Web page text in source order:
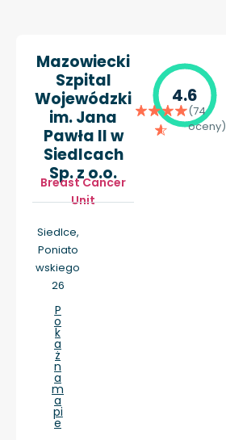
Mazowiecki
Szpital
Wojewódzki
im. Jana
Pawła II w
Siedlcach
Sp. z o.o.
Breast Cancer
Unit
Siedlce,
Poniato
wskiego
26
P
o
k
a
ż
n
a
m
a
pi
e
4.6
(74
oceny)